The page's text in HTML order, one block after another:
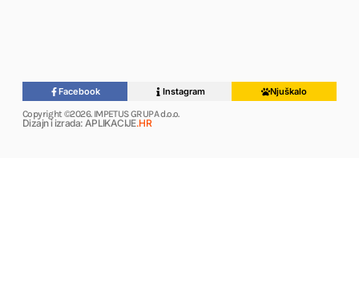
Facebook Instagram
Njuškalo
Copyright ©2026. IMPETUS GRUPA d.o.o.
Dizajn i izrada: APLIKACIJE.HR